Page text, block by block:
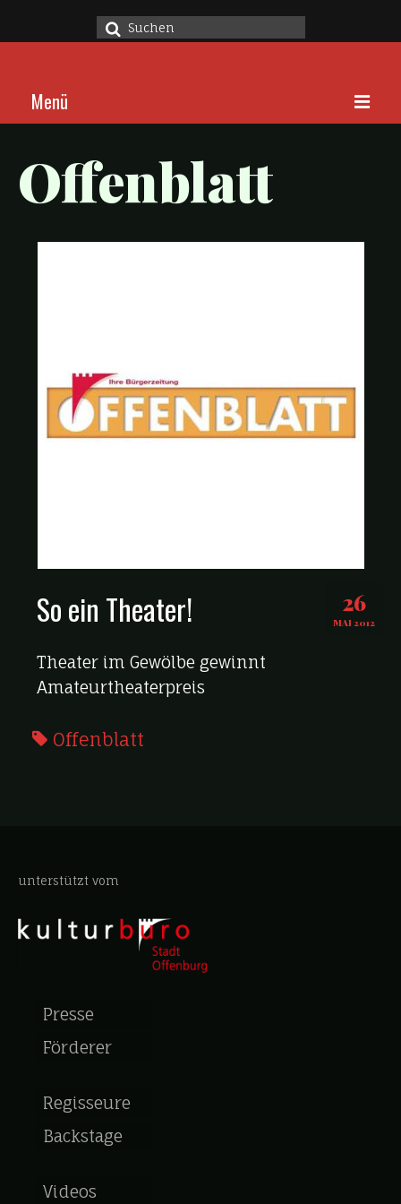
Suche
Menü
Stücke
Offenblatt
26
MAI 2012
So ein Theater!
Theater im Gewölbe gewinnt
Amateurtheaterpreis
Offenblatt
unterstützt vom
Presse
Förderer
Regisseure
Backstage
Videos